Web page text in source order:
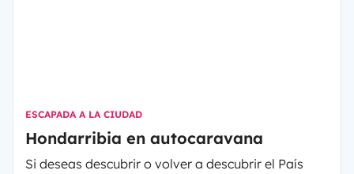
ESCAPADA A LA CIUDAD
Hondarribia en autocaravana
Si deseas descubrir o volver a descubrir el País